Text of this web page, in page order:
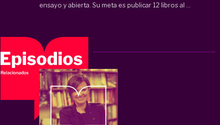
ensayo y abierta. Su meta es publicar 12 libros al ...